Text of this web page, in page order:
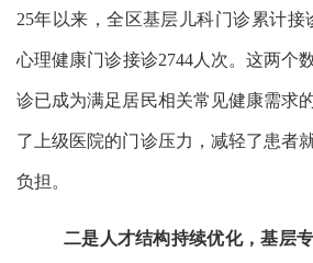
25年以来，全区基层儿科门诊累计接
心理健康门诊接诊2744人次。这两个
诊已成为满足居民相关常见健康需求
了上级医院的门诊压力，减轻了患者
负担。
二是人才结构持续优化，基层